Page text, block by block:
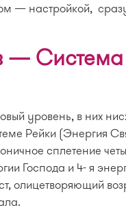
— настройкой,
—
уровень, в них
Рейки (Энергия
сплетение
Господа и 4- я
олицетворяющий